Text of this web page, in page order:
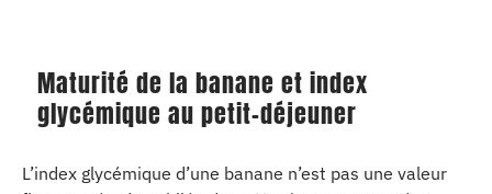
Maturité de la banane et index
glycémique au petit-déjeuner
L’index glycémique d’une banane n’est pas une valeur